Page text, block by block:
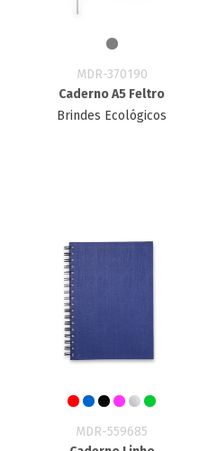
MDR-370190
Caderno A5 Feltro
Brindes Ecológicos
MDR-559685